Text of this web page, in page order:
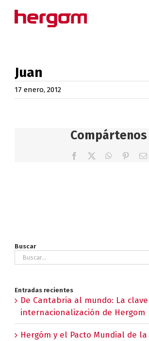
Juan
17 enero, 2012
Compártenos
Facebook WhatsApp
Buscar
Buscar:
Entradas recientes
De Cantabria al mundo: La
internacionalización de Hergom
Hergóm y el Pacto Mundial de la